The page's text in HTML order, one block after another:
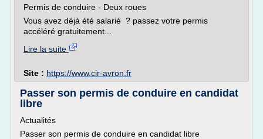
Permis de conduire - Deux roues
Vous avez déjà été salarié ? passez votre permis
accéléré gratuitement...
Lire la suite
Site : https://www.cir-avron.fr
Passer son permis de conduire en candidat
libre
Actualités
Passer son permis de conduire en candidat libre